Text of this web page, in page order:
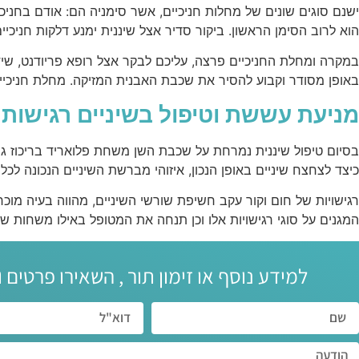
ישנם סוגים שונים של מחלות חניכיים, אשר סימניה הם: אודם
הוא לרוב הסימן הראשון. ביקור סדיר אצל שיננית ימנע דלקות
במקרה ומחלת החניכיים פרצה, עליכם לבקר אצל רופא פריודנט,
באופן מסודר וקבוע להסיר את שכבת האבנית המזיקה. מחלת
מניעת עששת וטיפול בשיניים רגישות
בסיום טיפול שיננית נמרחת על שכבת השן משחת פלואריד
כיצד לצחצח שיניים באופן הנכון, איזוהי מברשת השיניים הנכונה
רגישויות של חום וקור עקב חשיפת שורשי השיניים, מהווה
המגנים על סוגי רגישויות אלו וכן תנחה את המטופל באילו
למידע נוסף או זימון תור , השאירו